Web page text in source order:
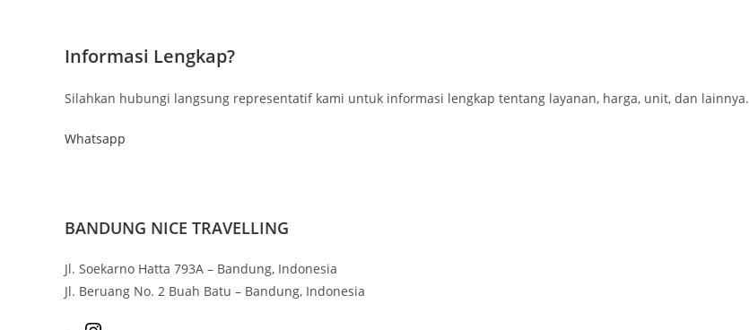
Informasi Lengkap?
Silahkan hubungi langsung representatif kami untuk informasi lengkap tentang layanan, harga, unit, dan lainnya.
Whatsapp
BANDUNG NICE TRAVELLING
Jl. Soekarno Hatta 793A – Bandung, Indonesia
Jl. Beruang No. 2 Buah Batu – Bandung, Indonesia